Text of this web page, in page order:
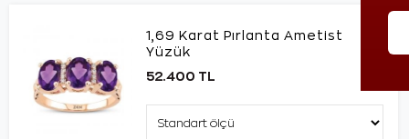
1,69 Karat Pırlanta Ametist
Yüzük
52.400 TL